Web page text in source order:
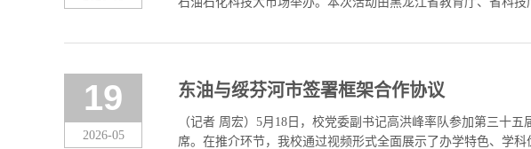
19
2026-05
东油与绥芬河市签署框架合作协议
（记者 周宏）5月18日，校党委副书记高洪峰率队参加第三十
席。在推介环节，我校通过视频形式全面展示了办学特色、学